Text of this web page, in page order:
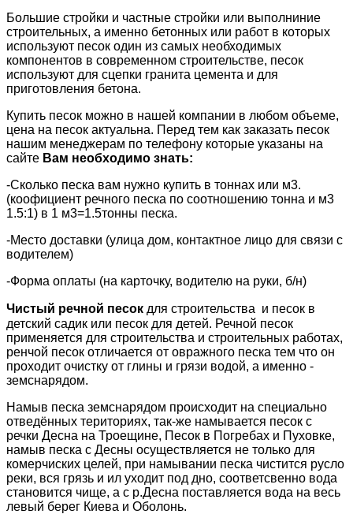
Большие стройки и частные стройки или выполниние
строительных, а именно бетонных или работ в которых
используют песок один из самых необходимых
компонентов в современном строительстве, песок
используют для сцепки гранита цемента и для
приготовления бетона.
Купить песок можно в нашей компании в любом объеме,
цена на песок актуальна. Перед тем как заказать песок
нашим менеджерам по телефону которые указаны на
сайте Вам необходимо знать:
-Сколько песка вам нужно купить в тоннах или м3.
(коофициент речного песка по соотношению тонна и м3
1.5:1) в 1 м3=1.5тонны песка.
-Место доставки (улица дом, контактное лицо для связи с
водителем)
-Форма оплаты (на карточку, водителю на руки, б/н)
Чистый речной песок для строительства и песок в
детский садик или песок для детей. Речной песок
применяется для строительства и строительных работах,
ренчой песок отличается от овражного песка тем что он
проходит очистку от глины и грязи водой, а именно -
земснарядом.
Намыв песка земснарядом происходит на специально
отведённых териториях, так-же намывается песок с
речки Десна на Троещине, Песок в Погребах и Пуховке,
намыв песка с Десны осуществляется не только для
комерчиских целей, при намывании песка чистится русло
реки, вся грязь и ил уходит под дно, соответсвенно вода
становится чище, а с р.Десна поставляется вода на весь
левый берег Киева и Оболонь.